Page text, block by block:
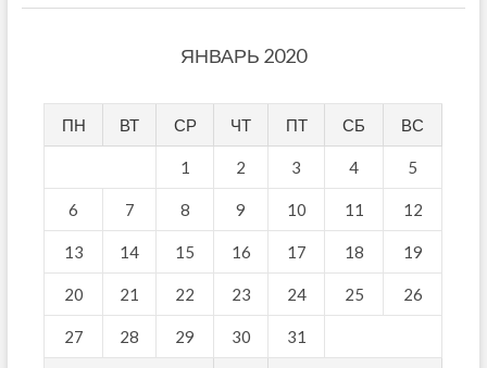
ЯНВАРЬ 2020
ПН ВТ СР ЧТ ПТ СБ ВС
1 2 3 4 5
6 7 8 9 10 11 12
13 14 15 16 17 18 19
20 21 22 23 24 25 26
27 28 29 30 31